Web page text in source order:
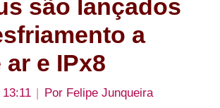
são lançados
a
ar e IPx8
Por Felipe Junqueira